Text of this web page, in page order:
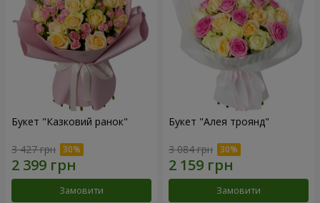
Букет "Казковий ранок"
3 427 грн
Замовити
Букет "Алея троянд"
3 084 грн
Замовити